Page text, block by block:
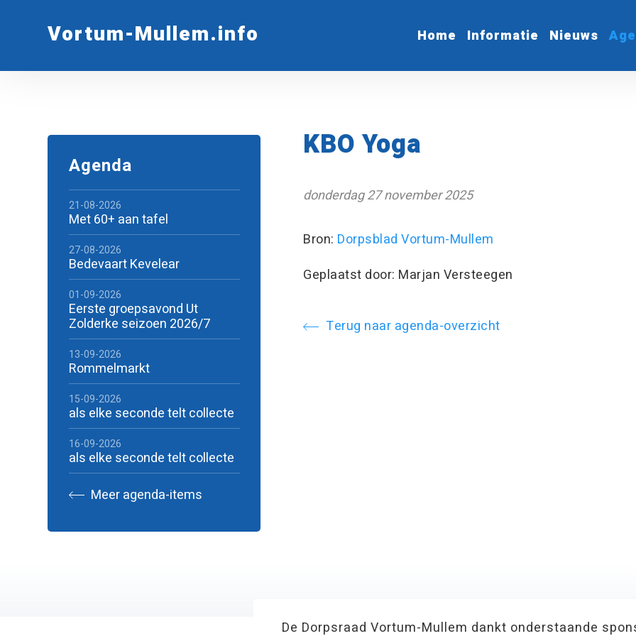
Vortum-Mullem.info Home Informatie Nieuws
KBO Yoga
donderdag 27 november 2025
Bron: Dorpsblad Vortum-Mullem
Geplaatst door: Marjan Versteegen
Terug naar agenda-overzicht
Agenda
21-08-2026
Met 60+ aan tafel
27-08-2026
Bedevaart Kevelear
01-09-2026
Eerste groepsavond Ut
Zolderke seizoen 2026/7
13-09-2026
Rommelmarkt
15-09-2026
als elke seconde telt collecte
16-09-2026
als elke seconde telt collecte
Meer agenda-items
De Dorpsraad Vortum-Mullem dankt onderstaande